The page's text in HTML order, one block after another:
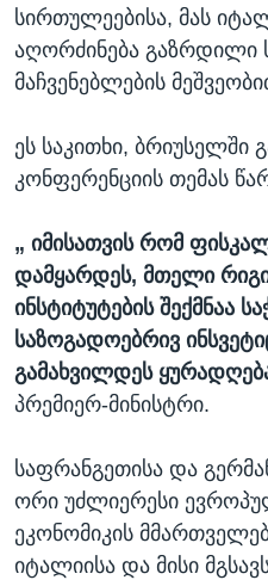
სირთულეებისა, მას
აღორძინება გაზრდილი
მაჩვენებლების
ეს საკითხი, ბრიუსელში
კონფერენციის თემას
„ იმისათვის რომ
დამყარდეს, მთელი
ინსტიტუტების შექმნაა
საზოგადოებრივ
გამახვილდეს
პრემიერ-მინისტრი.
საფრანგეთისა და
ორი უძლიერესი
ეკონომიკის
იტალიისა და მისი